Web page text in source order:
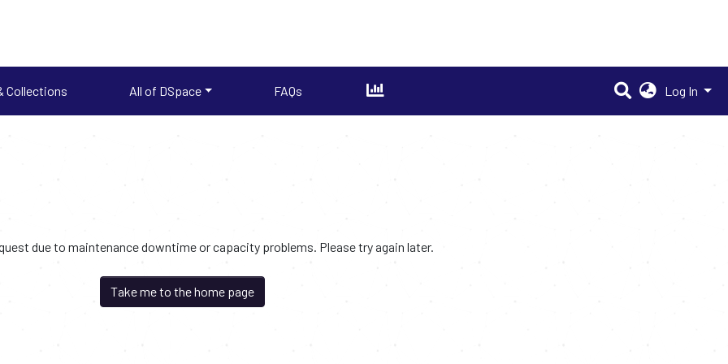
Collections All of DSpace FAQs Log In
due to maintenance downtime or capacity problems. Please try again later.
Take me to the home page